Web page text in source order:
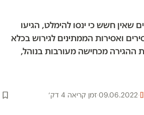
שאין חשש כי ינסו להימלט, הגיעו
ואסירות הממתינים לגירוש בכלא
ההגירה מכחישה מעורבות בנוהל,
·
09.06.2022
·זמן קריאה 4 דק׳